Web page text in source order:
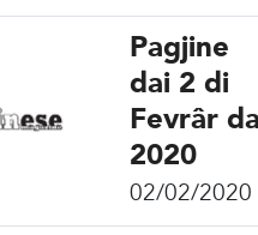
Pagjine
dai 2 di
Fevrâr
2020
02/02/2020